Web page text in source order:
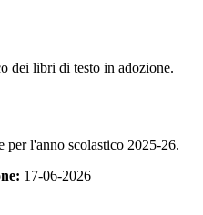
dei libri di testo in adozione.
l'anno scolastico 2025-26.
17-06-2026